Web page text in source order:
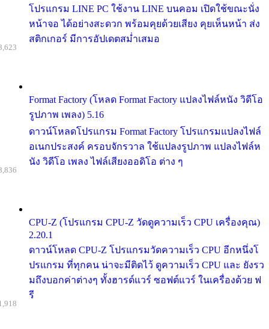
โปรแกรม LINE PC ใช้งาน LINE บนคอม เปิดใช้ขณะนั่ง
หน้าจอ ได้อย่างสะดวก พร้อมคุยด้วยเสียง คุยเห็นหน้า ส่ง
สติกเกอร์ มีการอัปเดตสม่ำเสมอ
Format Factory (โหลด Format Factory แปลงไฟล์หนัง วิดีโอ
รูปภาพ เพลง) 5.16
ดาวน์โหลดโปรแกรม Format Factory โปรแกรมแปลงไฟล์
อเนกประสงค์ ครอบจักรวาล ใช้แปลงรูปภาพ แปลงไฟล์ห
นัง วิดีโอ เพลง ไฟล์เสียงออดิโอ ต่าง ๆ
CPU-Z (โปรแกรม CPU-Z วัดดูความเร็ว CPU เครื่องคุณ)
2.20.1
ดาวน์โหลด CPU-Z โปรแกรมวัดความเร็ว CPU อีกหนึ่งโ
ปรแกรม ที่ทุกคน น่าจะมีติดไว้ ดูความเร็ว CPU และ ยังรว
มถึงบอกค่าต่างๆ ทั้งฮารด์แวร์ ซอฟต์แวร์ ในเครื่องด้วย ฟ
รี